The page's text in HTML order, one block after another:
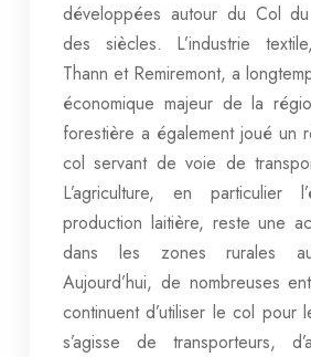
développées autour du Col
des siècles. L’industrie
Thann et Remiremont, a
économique majeur de la
forestière a également joué un
col servant de voie de
L’agriculture, en particulier
production laitière, reste une
dans les zones rurales
Aujourd’hui, de nombreuses
continuent d’utiliser le col pour
s’agisse de transporteurs,